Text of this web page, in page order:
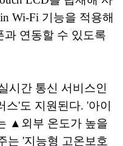
Wi-Fi 기능을 적용해
과 연동할 수 있도록
시간 통신 서비스인
'도 지원된다. '아이
▲외부 온도가 높을
는 '지능형 고온보호